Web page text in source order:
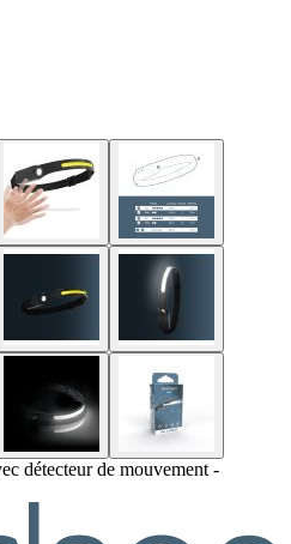
détecteur de mouvement -